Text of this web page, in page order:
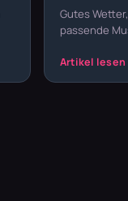
Gutes
passende